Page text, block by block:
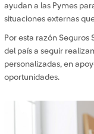
ayudan a las Pymes
situaciones externas
Por esta razón Seguros
del país a seguir
personalizadas, en
oportunidades.